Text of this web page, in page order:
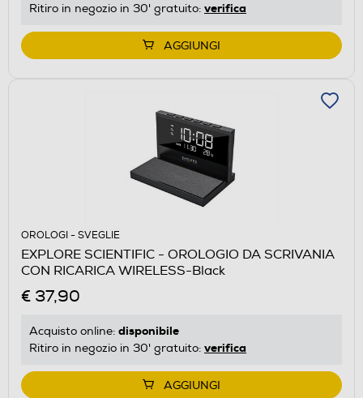
Ritiro in negozio in 30' gratuito: verifica
AGGIUNGI
OROLOGI - SVEGLIE
EXPLORE SCIENTIFIC - OROLOGIO DA SCRIVANIA
CON RICARICA WIRELESS-Black
€ 37,90
Acquisto online: disponibile
Ritiro in negozio in 30' gratuito: verifica
AGGIUNGI